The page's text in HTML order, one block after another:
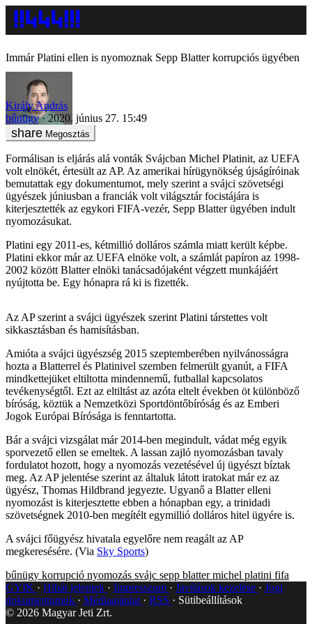
Immár Platini ellen is nyomoznak Sepp Blatter korrupciós ügyében
Király András
bűnügy
2020. június 27. 15:49
Megosztás
Formálisan is eljárás alá vonták Svájcban Michel Platinit, az UEFA
volt elnökét, értesült az AP. Az amerikai hírügynökség újságíróinak
bemutattak egy dokumentumot, mely szerint a svájci szövetségi
ügyészek júniusban a franciák volt világsztár focistájára is
kiterjesztették az egykori FIFA-vezér, Sepp Blatter ügyében indult
nyomozásukat.
Platini egy 2011-es, kétmillió dolláros számla miatt került képbe.
Platini ekkor már az UEFA elnöke volt, a számlát papíron az 1998-
2002 között Blatter elnöki tanácsadójaként végzett munkájáért
nyújtotta be. Egy hónapra rá ki is fizették.
Az AP szerint a svájci ügyészek szerint Platini társtettes volt
sikkasztásban és hamisításban.
Amióta a svájci ügyészség 2015 szeptemberében nyilvánosságra
hozta a Blatterrel és Platinivel szemben felmerült gyanút, a FIFA
mindkettejüket eltiltotta mindennemű, futballal kapcsolatos
tevékenységtől. Ezt az eltiltást az azóta eltelt években öt különböző
bíróság, köztük a Nemzetközi Sportdöntőbíróság és az Emberi
Jogok Európai Bírósága is fenntartotta.
Bár a svájci vizsgálat már 2014-ben megindult, vádat még egyik
sporvezető ellen se emeltek. A lassan zajló nyomozásban tavaly
fordulatot hozott, hogy a nyomozás vezetésével új ügyészt bíztak
meg. Az AP jelentése szerint az általuk látott iratokat már ez az
ügyész, Thomas Hildbrand jegyezte. Ugyanő a Blatter elleni
nyomozást is kiterjesztette ebben a hónapban egy, a trinidadi
szövetségnek 2010-ben megítélt egymillió dolláros hitel ügyére is.
A svájci főügyész hivatala egyelőre nem reagált az AP
megkeresésére. (Via Sky Sports)
bűnügy korrupció nyomozás svájc sepp blatter michel platini fifa
GYIK
Hibát jelentek Impresszum Javítások kezelése
Jogi
dokumentumok
Médiaajánlat RSS
Sütibeállítások
© 2026 Magyar Jeti Zrt.